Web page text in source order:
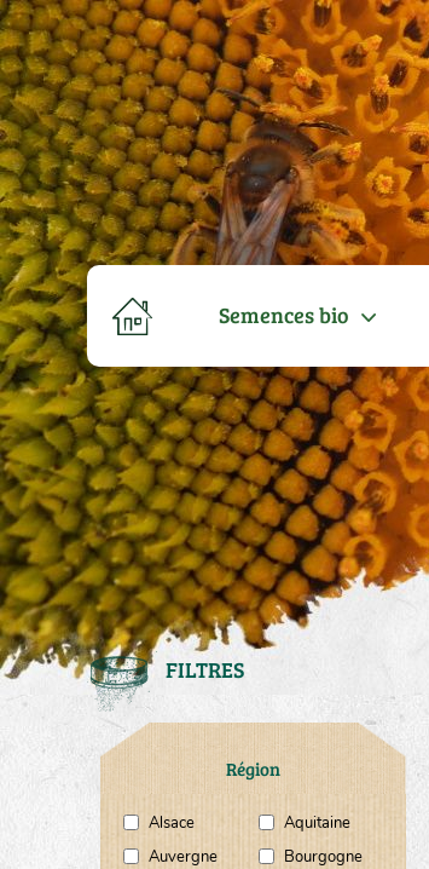
Semences bio
FILTRES
Région
Alsace
Aquitaine
Auvergne
Bourgogne